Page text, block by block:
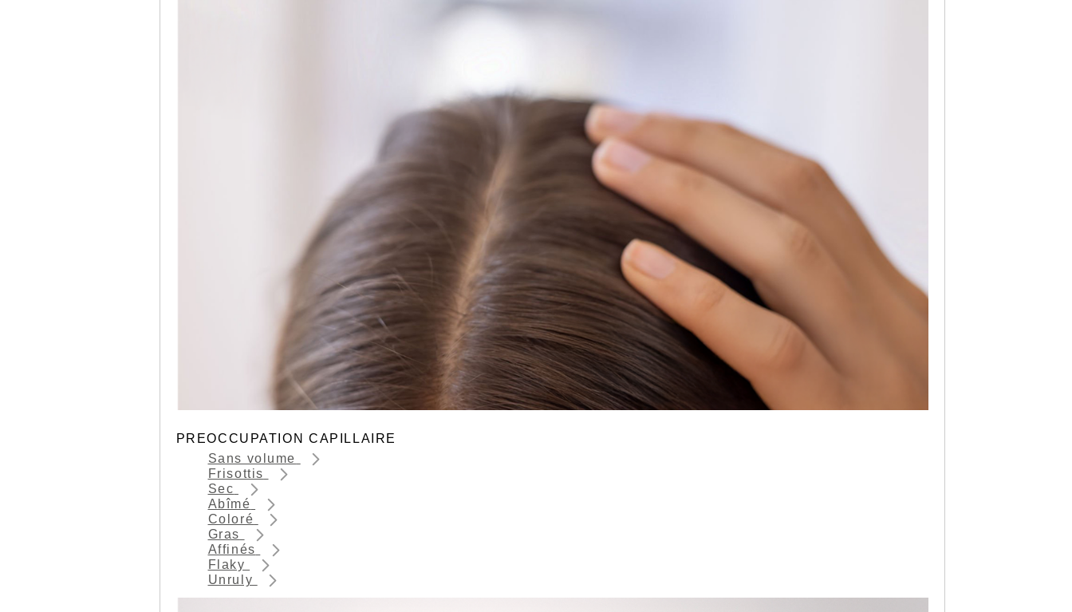
PREOCCUPATION CAPILLAIRE
Sans volume
Frisottis
Sec
Abîmé
Coloré
Gras
Affinés
Flaky
Unruly